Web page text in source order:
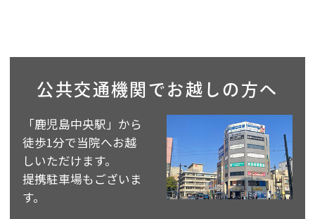
公共交通機関で お越しの方へ
「鹿児島中央駅」から
徒歩1分で当院へお越
しいただけます。
提携駐車場もございま
す。